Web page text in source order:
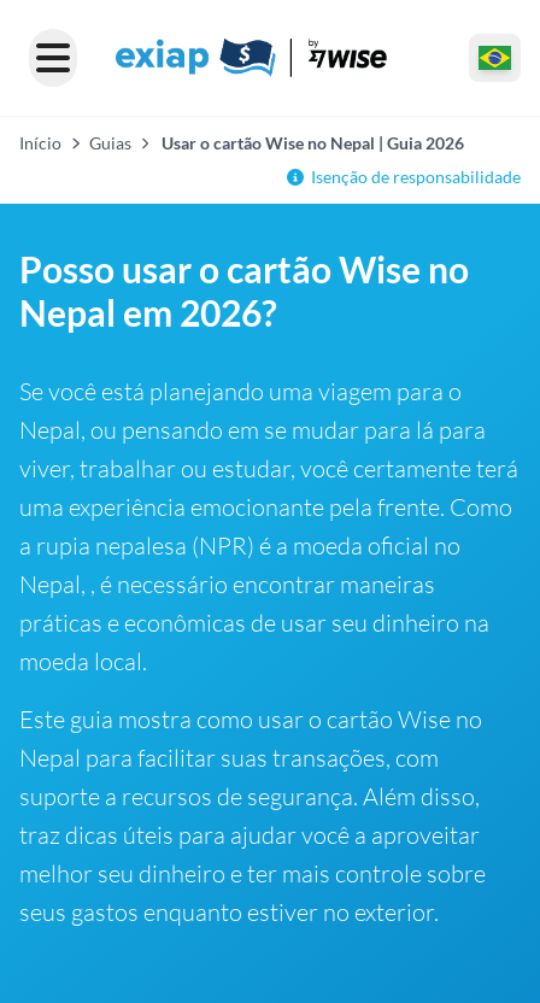
Início Guias
Usar o cartão Wise no Nepal | Guia 2026
Isenção de responsabilidade
Posso usar o cartão Wise no
Nepal em 2026?
Se você está planejando uma viagem para o
Nepal, ou pensando em se mudar para lá para
viver, trabalhar ou estudar, você certamente terá
uma experiência emocionante pela frente. Como
a rupia nepalesa (NPR) é a moeda oficial no
Nepal, , é necessário encontrar maneiras
práticas e econômicas de usar seu dinheiro na
moeda local.
Este guia mostra como usar o cartão Wise no
Nepal para facilitar suas transações, com
suporte a recursos de segurança. Além disso,
traz dicas úteis para ajudar você a aproveitar
melhor seu dinheiro e ter mais controle sobre
seus gastos enquanto estiver no exterior.